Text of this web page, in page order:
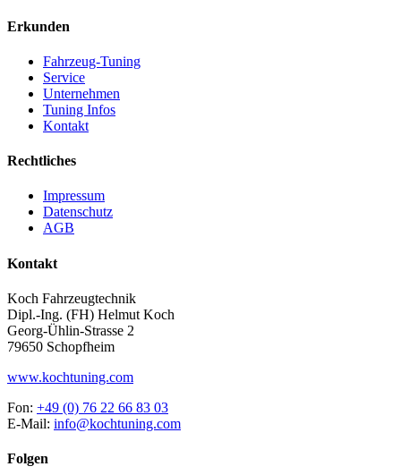
Erkunden
Fahrzeug-Tuning
Service
Unternehmen
Tuning Infos
Kontakt
Rechtliches
Impressum
Datenschutz
AGB
Kontakt
Koch Fahrzeugtechnik
Dipl.-Ing. (FH) Helmut Koch
Georg-Ühlin-Strasse 2
79650 Schopfheim
www.kochtuning.com
Fon: +49 (0) 76 22 66 83 03
E-Mail: info@kochtuning.com
Folgen